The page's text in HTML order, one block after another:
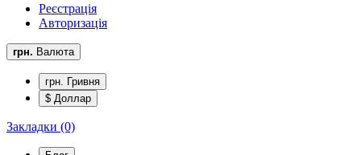
Реєстрація
Авторизація
грн. Валюта
грн. Гривня
$ Доллар
Закладки (0)